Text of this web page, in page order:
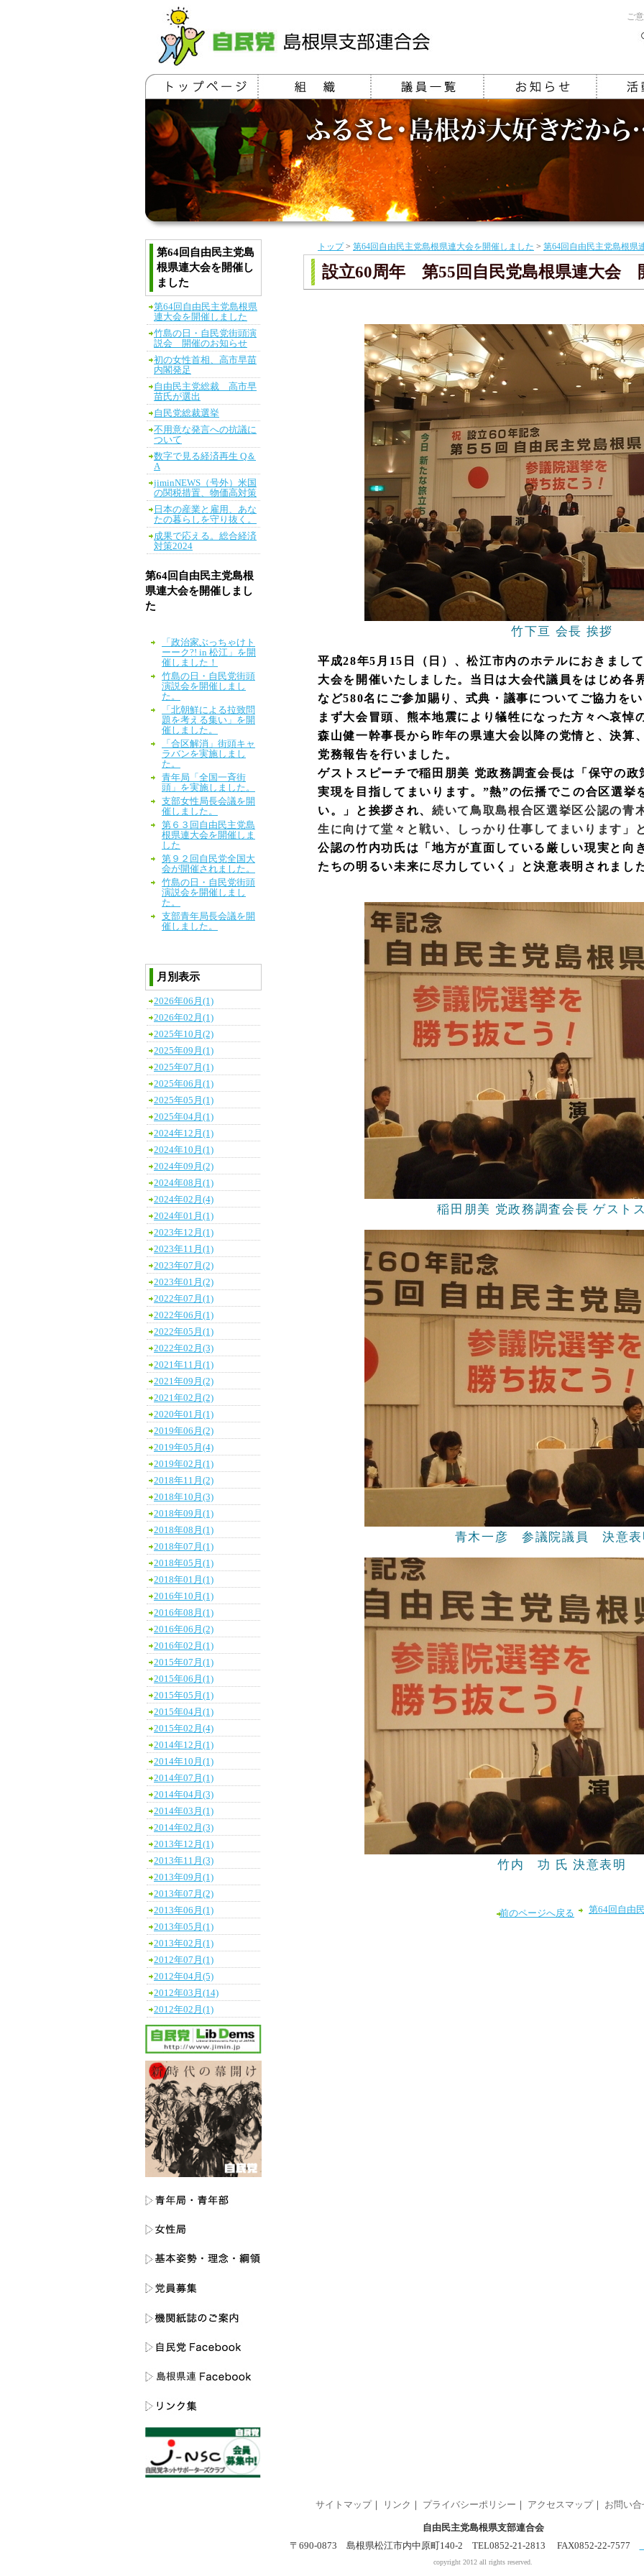
ご
トップ> 第64回自由民主党島根県連大会を開催しました > 第64回自由民主党島根県
設立60周年 第55回自民党島根県連大会
竹下亘 会長 挨拶
平成28年5月15日（日）、松江市内のホテルにおきまし
大会を開催いたしました。当日は大会代議員をはじめ各
など580名にご参加賜り、式典・議事についてご協力を
まず大会冒頭、熊本地震により犠牲になった方々へ哀悼
森山健一幹事長から昨年の県連大会以降の党情と、決算
党務報告を行いました。
ゲストスピーチで稲田朋美 党政務調査会長は
「保守の
実現を目指してまいります。”熱”の伝播でこの合区選挙
い。」と挨拶され、 続いて鳥取島根合区選挙区公認の青
生に向けて堂々と戦い、しっかり仕事してまいります」
公認の竹内功氏は「地方が直面している厳しい現実と向
たちの明るい未来に尽力していく」と決意表明されまし
稲田朋美 党政務調査会長 ゲスト
青木一彦 参議院議員 決意
竹内 功 氏 決意表明
第64回自由
前のページへ戻る
第64回自由民主党島
根県連大会を開催し
ました
第64回自由民主党島根県
連大会を開催しました
竹島の日・自民党街頭演
説会 開催のお知らせ
初の女性首相、高市早苗
内閣発足
自由民主党総裁 高市早
苗氏が選出
自民党総裁選挙
不用意な発言への抗議に
ついて
数字で見る経済再生 Q＆
A
jiminNEWS（号外）米国
の関税措置、物価高対策
日本の産業と雇用、あな
たの暮らしを守り抜く。
成果で応える。総合経済
対策2024
第64回自由民主党島根
県連大会を開催しまし
た
「政治家ぶっちゃけト
ーーク?! in 松江」を開
催しました！
竹島の日・自民党街頭
演説会を開催しまし
た。
「北朝鮮による拉致問
題を考える集い」を開
催しました。
「合区解消」街頭キャ
ラバンを実施しまし
た。
青年局「全国一斉街
頭」を実施しました。
支部女性局長会議を開
催しました。
第６３回自由民主党島
根県連大会を開催しま
した
第９２回自民党全国大
会が開催されました。
竹島の日・自民党街頭
演説会を開催しまし
た。
支部青年局長会議を開
催しました。
月別表示
2026年06月(1)
2026年02月(1)
2025年10月(2)
2025年09月(1)
2025年07月(1)
2025年06月(1)
2025年05月(1)
2025年04月(1)
2024年12月(1)
2024年10月(1)
2024年09月(2)
2024年08月(1)
2024年02月(4)
2024年01月(1)
2023年12月(1)
2023年11月(1)
2023年07月(2)
2023年01月(2)
2022年07月(1)
2022年06月(1)
2022年05月(1)
2022年02月(3)
2021年11月(1)
2021年09月(2)
2021年02月(2)
2020年01月(1)
2019年06月(2)
2019年05月(4)
2019年02月(1)
2018年11月(2)
2018年10月(3)
2018年09月(1)
2018年08月(1)
2018年07月(1)
2018年05月(1)
2018年01月(1)
2016年10月(1)
2016年08月(1)
2016年06月(2)
2016年02月(1)
2015年07月(1)
2015年06月(1)
2015年05月(1)
2015年04月(1)
2015年02月(4)
2014年12月(1)
2014年10月(1)
2014年07月(1)
2014年04月(3)
2014年03月(1)
2014年02月(3)
2013年12月(1)
2013年11月(3)
2013年09月(1)
2013年07月(2)
2013年06月(1)
2013年05月(1)
2013年02月(1)
2012年07月(1)
2012年04月(5)
2012年03月(14)
2012年02月(1)
サイトマップ｜ リンク プライバシーポリシー アクセスマップ｜ お問い合
自由民主党島根県支部連合会
〒690-0873 島根県松江市内中原町140-2 TEL0852-21-2813 FAX0852-22-7577
copyright 2012 all rights reserved.